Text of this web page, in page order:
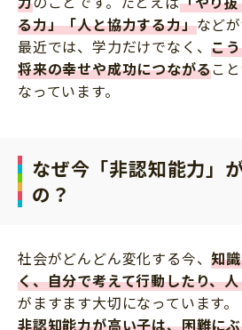
る力」「人と協力する力」などが
最近では、学力だけでなく、こ
将来の幸せや成功につながるこ
なっています。
なぜ今「非認知能力」
の？
社会がどんどん変化する今、知
く、自分で考えて行動したり、
がますます大切になっています。
非認知能力が高い子は、困難に